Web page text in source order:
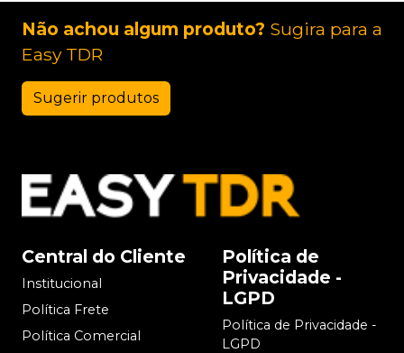
Não achou algum produto? Sugira para a
Easy TDR
Sugerir produtos
Central do Cliente
Institucional
Política Frete
Política Comercial
Política de
Privacidade -
LGPD
Política de Privacidade -
LGPD